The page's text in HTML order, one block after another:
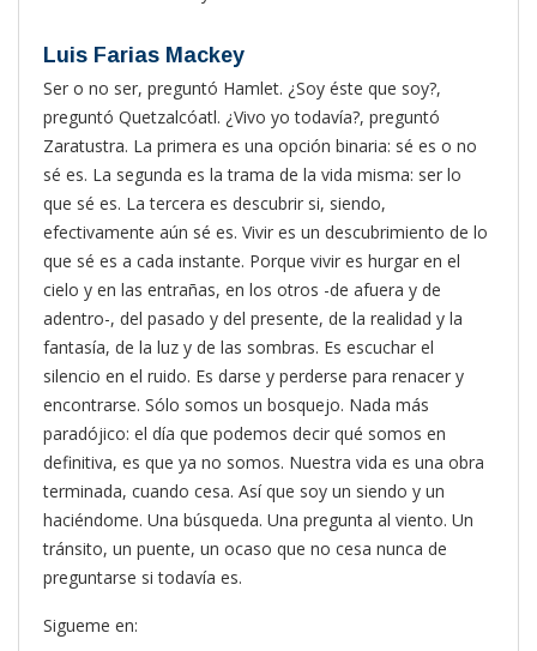
Luis Farias Mackey
Ser o no ser, preguntó Hamlet. ¿Soy éste que soy?,
preguntó Quetzalcóatl. ¿Vivo yo todavía?, preguntó
Zaratustra. La primera es una opción binaria: sé es o no
sé es. La segunda es la trama de la vida misma: ser lo
que sé es. La tercera es descubrir si, siendo,
efectivamente aún sé es. Vivir es un descubrimiento de lo
que sé es a cada instante. Porque vivir es hurgar en el
cielo y en las entrañas, en los otros -de afuera y de
adentro-, del pasado y del presente, de la realidad y la
fantasía, de la luz y de las sombras. Es escuchar el
silencio en el ruido. Es darse y perderse para renacer y
encontrarse. Sólo somos un bosquejo. Nada más
paradójico: el día que podemos decir qué somos en
definitiva, es que ya no somos. Nuestra vida es una obra
terminada, cuando cesa. Así que soy un siendo y un
haciéndome. Una búsqueda. Una pregunta al viento. Un
tránsito, un puente, un ocaso que no cesa nunca de
preguntarse si todavía es.
Sigueme en: